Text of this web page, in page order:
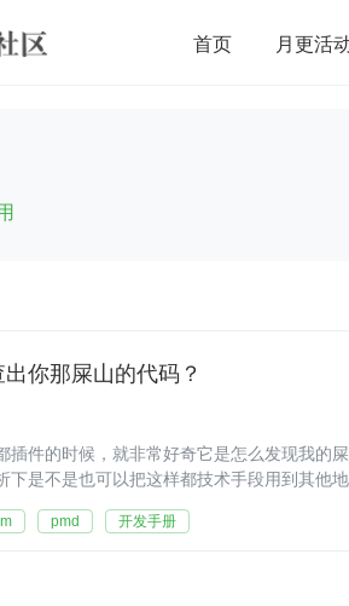
首页 月更活
你那屎山的代码？
插件的时候，就非常好奇它是怎么发现我的
是不是也可以把这样都技术手段用到其他地
pmd 开发手册